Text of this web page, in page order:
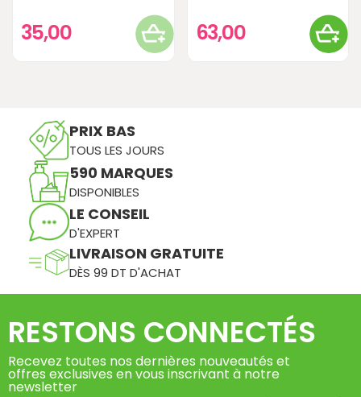
35,00 63,00
PRIX BAS
TOUS LES JOURS
590 MARQUES
DISPONIBLES
LE CONSEIL
D'EXPERT
LIVRAISON GRATUITE
DÈS 99 DT D'ACHAT
RESTONS CONNECTÉS
Recevez toutes nos dernières nouveautés et
offres exclusives en vous inscrivant à notre
newsletter